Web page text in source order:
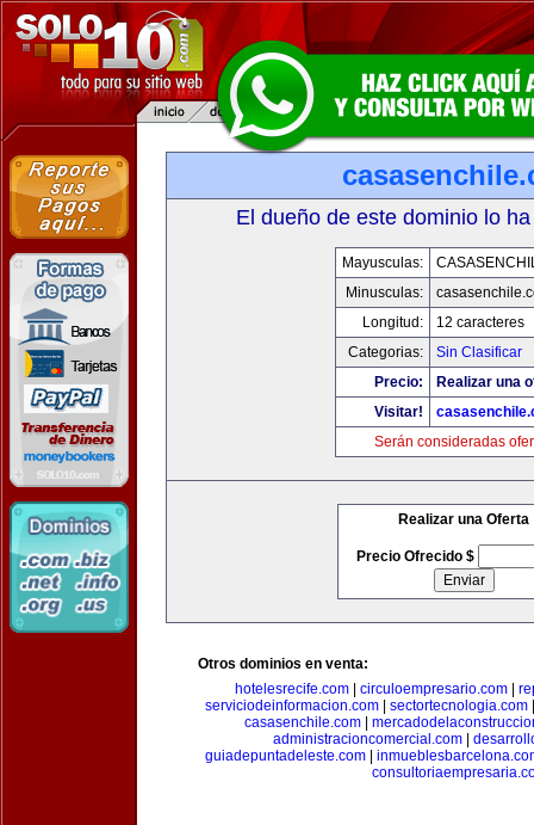
El dueño de este dominio lo
Mayusculas:
Minusculas:
Longitud:
12 caracteres
Categorias:
Sin Clasificar
Precio:
Realizar una
Visitar!
Serán consideradas
Realizar una Oferta
Precio Ofrecido $
Otros dominios en venta:
hotelesrecife.com| circuloempresario.com|
serviciodeinformacion.com
sectortecnologia.com
casasenchile.com|
administracioncomercial.com|
guiadepuntadeleste.com|